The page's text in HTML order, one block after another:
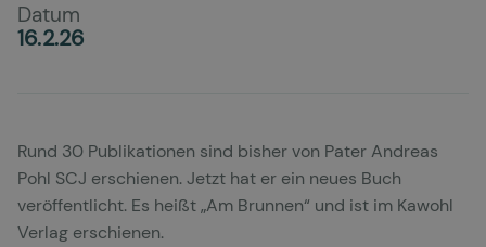
Datum
16.2.26
Rund 30 Publikationen sind bisher von Pater Andreas
Pohl SCJ erschienen. Jetzt hat er ein neues Buch
veröffentlicht. Es heißt „Am Brunnen“ und ist im Kawohl
Verlag erschienen.